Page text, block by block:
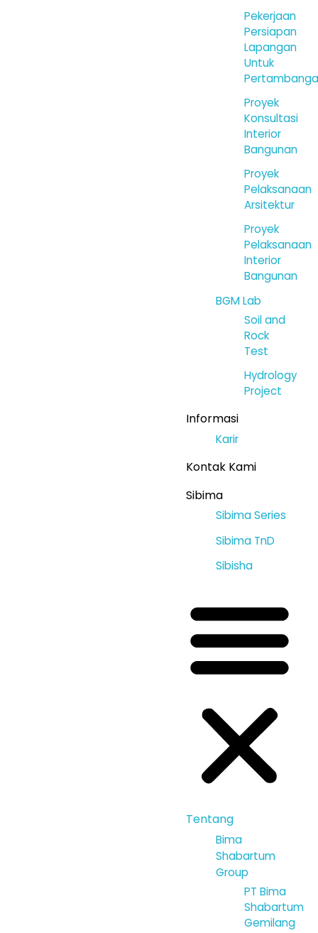
Pekerjaan
Persiapan
Lapangan
Untuk
Proyek
Konsultasi
Interior
Bangunan
Proyek
Pelaksanaan
Arsitektur
Proyek
Pelaksanaan
Interior
Bangunan
BGM Lab
Soil and
Rock
Test
Hydrology
Project
Informasi
Karir
Kontak Kami
Sibima
Sibima Series
Sibima TnD
Sibisha
Tentang
Bima
Shabartum
Group
PT Bima
Shabartum
Gemilang